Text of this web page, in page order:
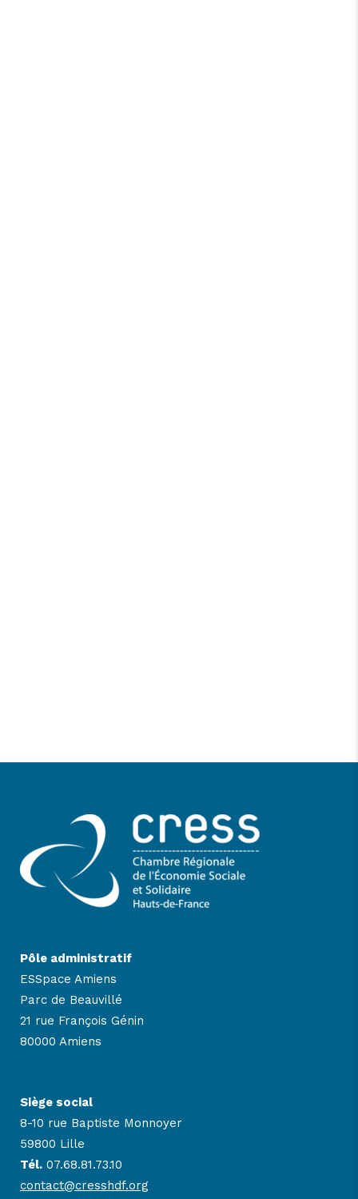
Pôle administratif
ESSpace Amiens
Parc de Beauvillé
21 rue François Génin
80000 Amiens
Siège social
8-10 rue Baptiste Monnoyer
59800 Lille
Tél. 07.68.81.73.10
contact@cresshdf.org